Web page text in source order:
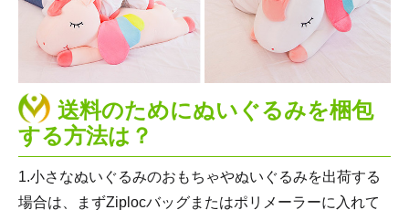
送料のためにぬいぐるみを梱包
する方法は？
1.小さなぬいぐるみのおもちゃやぬいぐるみを出荷する
場合は、まずZiplocバッグまたはポリメーラーに入れて